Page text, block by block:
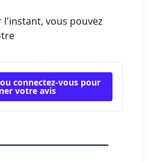
vous pouvez
connectez-vous pour
votre avis